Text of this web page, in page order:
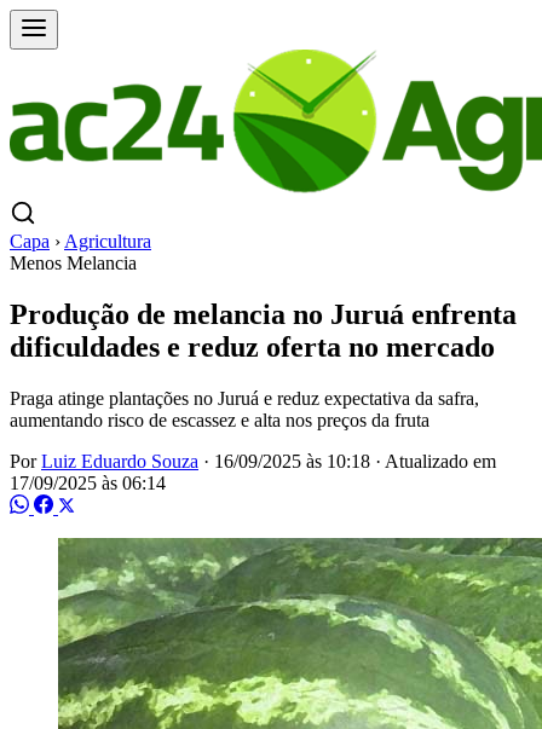
Capa › Agricultura
Menos Melancia
Produção de melancia no Juruá enfrenta
dificuldades e reduz oferta no mercado
Praga atinge plantações no Juruá e reduz expectativa da safra,
aumentando risco de escassez e alta nos preços da fruta
PorLuiz Eduardo Souza · 16/09/2025 às 10:18 · Atualizado em
17/09/2025 às 06:14